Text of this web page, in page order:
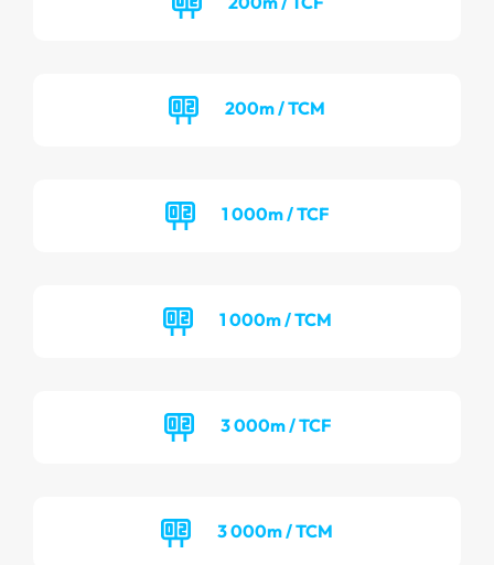
200m / TCM
1 000m / TCF
1 000m / TCM
3 000m / TCF
3 000m / TCM